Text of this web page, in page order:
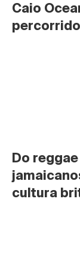
Caio
Do
cultura